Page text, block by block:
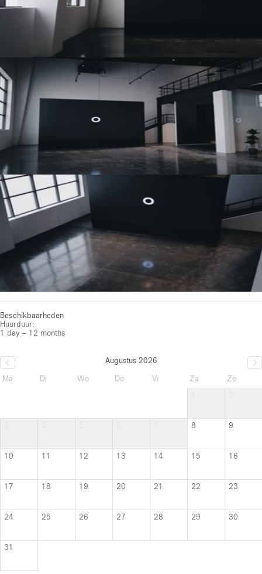
Beschikbaarheden
Huurduur:
1 day – 12 months
Augustus 2026
Ma
Di Wo Do Vr Za
Zo
8 9
10 11 12 13 14 15 16
17 18 19 20 21 22 23
24 25 26 27 28 29 30
31